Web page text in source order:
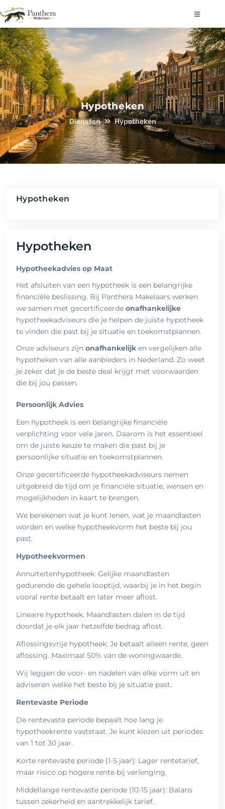
Hypotheken
Diensten Hypotheken
Hypotheken
Hypotheken
Hypotheekadvies op Maat
Het afsluiten van een hypotheek is een belangrijke
financiële beslissing. Bij Panthera Makelaars werken
we samen met gecertificeerde onafhankelijke
hypotheekadviseurs die je helpen de juiste hypotheek
te vinden die past bij je situatie en toekomstplannen.
Onze adviseurs zijn onafhankelijk en vergelijken alle
hypotheken van alle aanbieders in Nederland. Zo weet
je zeker dat je de beste deal krijgt met voorwaarden
die bij jou passen.
Persoonlijk Advies
Een hypotheek is een belangrijke financiële
verplichting voor vele jaren. Daarom is het essentieel
om de juiste keuze te maken die past bij je
persoonlijke situatie en toekomstplannen.
Onze gecertificeerde hypotheekadviseurs nemen
uitgebreid de tijd om je financiële situatie, wensen en
mogelijkheden in kaart te brengen.
We berekenen wat je kunt lenen, wat je maandlasten
worden en welke hypotheekvorm het beste bij jou
past.
Hypotheekvormen
Annuïteitenhypotheek: Gelijke maandlasten
gedurende de gehele looptijd, waarbij je in het begin
vooral rente betaalt en later meer aflost.
Lineaire hypotheek: Maandlasten dalen in de tijd
doordat je elk jaar hetzelfde bedrag aflost.
Aflossingsvrije hypotheek: Je betaalt alleen rente, geen
aflossing. Maximaal 50% van de woningwaarde.
Wij leggen de voor- en nadelen van elke vorm uit en
adviseren welke het beste bij je situatie past.
Rentevaste Periode
De rentevaste periode bepaalt hoe lang je
hypotheekrente vaststaat. Je kunt kiezen uit periodes
van 1 tot 30 jaar.
Korte rentevaste periode (1-5 jaar): Lager rentetarief,
maar risico op hogere rente bij verlenging.
Middellange rentevaste periode (10-15 jaar): Balans
tussen zekerheid en aantrekkelijk tarief.